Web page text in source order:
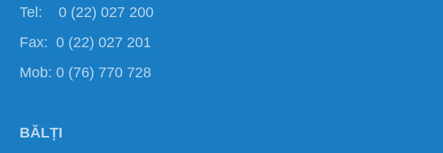
Tel: 0 (22) 027 200
Fax: 0 (22) 027 201
Mob: 0 (76) 770 728
BĂLȚI